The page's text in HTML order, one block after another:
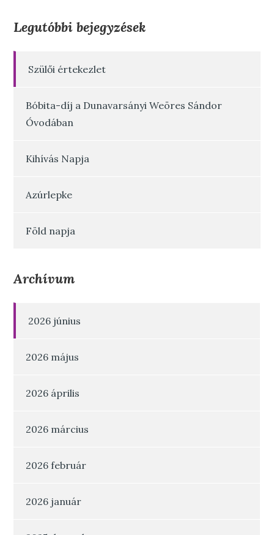
Legutóbbi bejegyzések
Szülői értekezlet
Bóbita-díj a Dunavarsányi Weöres Sándor
Óvodában
Kihívás Napja
Azúrlepke
Föld napja
Archívum
2026 június
2026 május
2026 április
2026 március
2026 február
2026 január